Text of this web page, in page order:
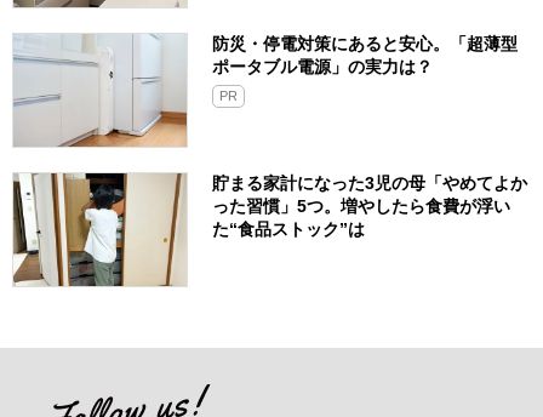
防災・停電対策にあると安心。「超薄型
ポータブル電源」の実力は？​
PR
貯まる家計になった3児の母「やめてよか
った習慣」5つ。増やしたら食費が浮い
た“食品ストック”は